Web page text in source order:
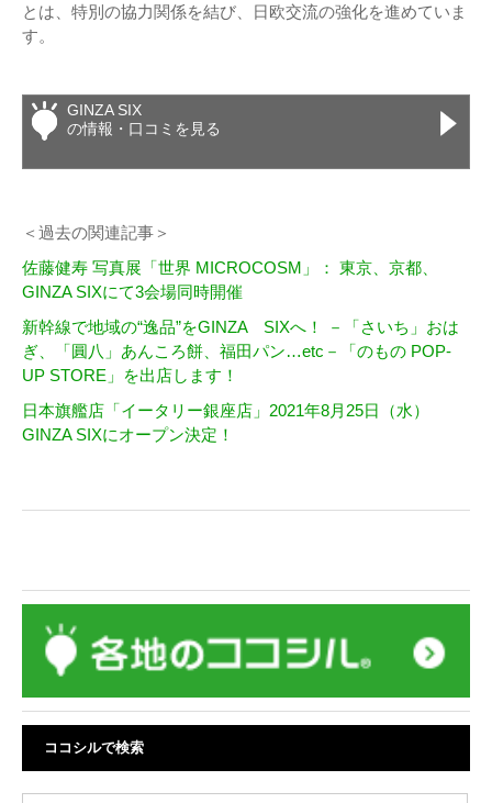
とは、特別の協力関係を結び、日欧交流の強化を進めていま
す。
GINZA SIX
の情報・口コミを見る
＜過去の関連記事＞
佐藤健寿 写真展「世界 MICROCOSM」： 東京、京都、
GINZA SIXにて3会場同時開催
新幹線で地域の“逸品”をGINZA SIXへ！ －「さいち」おは
ぎ、「圓八」あんころ餅、福田パン…etc－「のもの POP‐
UP STORE」を出店します！
日本旗艦店「イータリー銀座店」2021年8月25日（水）
GINZA SIXにオープン決定！
ココシルで検索